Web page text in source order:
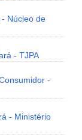
- Núcleo de
- TJPA
-
- Ministério